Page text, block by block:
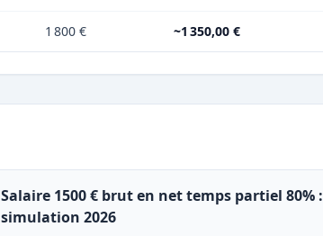
1 800 € ~1 350,00 €
Salaire 1500 € brut en net temps partiel 80% :
simulation 2026